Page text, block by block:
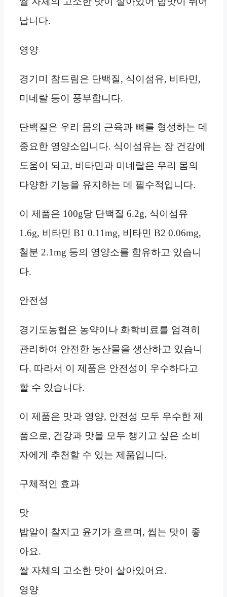
납니다.
영양
경기미 참드림은 단백질, 식이섬유, 비타민,
미네랄 등이 풍부합니다.
단백질은 우리 몸의 근육과 뼈를 형성하는 데
중요한 영양소입니다. 식이섬유는 장 건강에
도움이 되고, 비타민과 미네랄은 우리 몸의
다양한 기능을 유지하는 데 필수적입니다.
이 제품은 100g당 단백질 6.2g, 식이섬유
1.6g, 비타민 B1 0.11mg, 비타민 B2 0.06mg,
철분 2.1mg 등의 영양소를 함유하고 있습니
다.
안전성
경기도농협은 농약이나 화학비료를 엄격히
관리하여 안전한 농산물을 생산하고 있습니
다. 따라서 이 제품은 안전성이 우수하다고
할 수 있습니다.
이 제품은 맛과 영양, 안전성 모두 우수한 제
품으로, 건강과 맛을 모두 챙기고 싶은 소비
자에게 추천할 수 있는 제품입니다.
구체적인 효과
맛
밥알이 찰지고 윤기가 흐르며, 씹는 맛이 좋
아요.
쌀 자체의 고소한 맛이 살아있어요.
영양